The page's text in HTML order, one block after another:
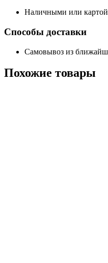
Наличными или
Способы доставки
Самовывоз из
Похожие товары